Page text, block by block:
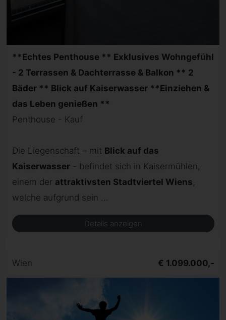
**Echtes Penthouse ** Exklusives Wohngefühl
- 2 Terrassen & Dachterrasse & Balkon ** 2
Bäder ** Blick auf Kaiserwasser **Einziehen &
das Leben genießen **
Penthouse - Kauf
Die Liegenschaft – mit Blick auf das
Kaiserwasser- befindet sich in Kaisermühlen,
einem der attraktivsten Stadtviertel Wiens,
welche aufgrund sein ...
Details anzeigen
Wien € 1.099.000,-